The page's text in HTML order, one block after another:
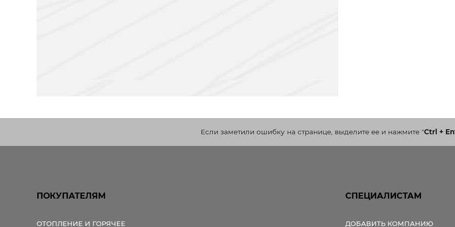
Если заметили ошибку на странице, выделите ее и нажмите"Ctrl +
ПОКУПАТЕЛЯМ
ОТОПЛЕНИЕ И ГОРЯЧЕЕ
СПЕЦИАЛИСТАМ
ДОБАВИТЬ КОМПАНИЮ